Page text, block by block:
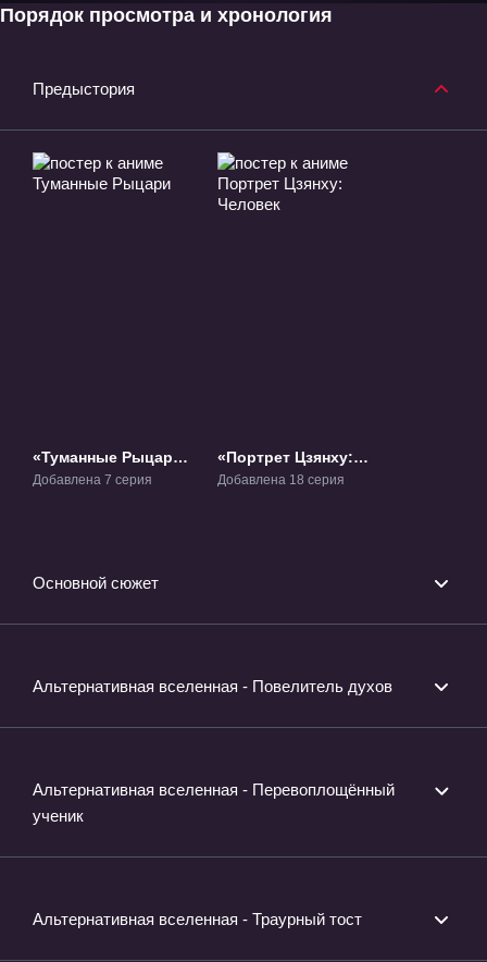
Порядок просмотра и хронология
Предыстория
«Туманные Рыцари»
ТВ-1
Добавлена 7 серия
«Портрет Цзянху:
Человек» ТВ-1
Добавлена 18 серия
Основной сюжет
Альтернативная вселенная - Повелитель духов
Альтернативная вселенная - Перевоплощённый
ученик
Альтернативная вселенная - Траурный тост